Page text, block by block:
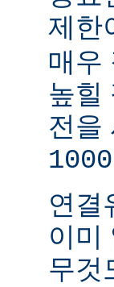
제한
매우
높힐
전을
연결
이미
무것